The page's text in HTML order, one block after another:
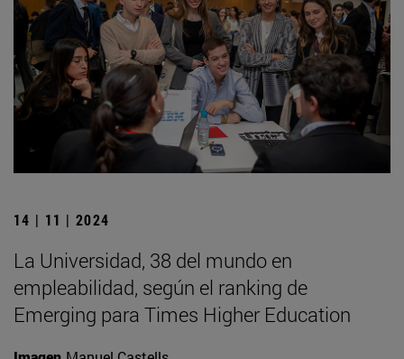
14 | 11 | 2024
La Universidad, 38 del mundo en
empleabilidad, según el ranking de
Emerging para Times Higher Education